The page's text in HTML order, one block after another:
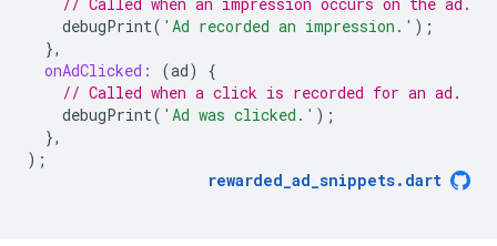
debugPrint( 'Ad recorded an impression.' );
},
onAdClicked:
(ad)
{
// Called when a click is recorded for an ad.
debugPrint( 'Ad was clicked.' );
},
);
rewarded_ad_snippets. dart